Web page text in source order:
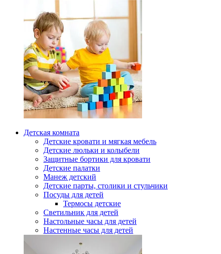
Детская комната
Детские кровати и мягкая мебель
Детские люльки и колыбели
Защитные бортики для кровати
Детские палатки
Манеж детский
Детские парты, столики и стульчики
Посуды для детей
Термосы детские
Светильник для детей
Настольные часы для детей
Настенные часы для детей